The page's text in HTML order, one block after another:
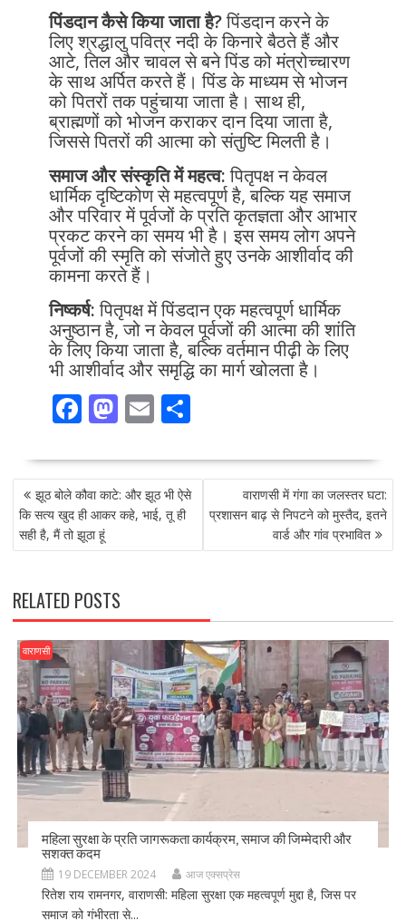
पिंडदान कैसे किया जाता है?पिंडदान करने के
लिए श्रद्धालु पवित्र नदी के किनारे बैठते हैं और
आटे, तिल और चावल से बने पिंड को मंत्रोच्चारण
के साथ अर्पित करते हैं। पिंड के माध्यम से भोजन
को पितरों तक पहुंचाया जाता है। साथ ही,
ब्राह्मणों को भोजन कराकर दान दिया जाता है,
जिससे पितरों की आत्मा को संतुष्टि मिलती है।
समाज और संस्कृति में महत्व:पितृपक्ष न केवल
धार्मिक दृष्टिकोण से महत्वपूर्ण है, बल्कि यह समाज
और परिवार में पूर्वजों के प्रति कृतज्ञता और आभार
प्रकट करने का समय भी है। इस समय लोग अपने
पूर्वजों की स्मृति को संजोते हुए उनके आशीर्वाद की
कामना करते हैं।
निष्कर्ष:पितृपक्ष में पिंडदान एक महत्वपूर्ण धार्मिक
अनुष्ठान है, जो न केवल पूर्वजों की आत्मा की शांति
के लिए किया जाता है, बल्कि वर्तमान पीढ़ी के लिए
भी आशीर्वाद और समृद्धि का मार्ग खोलता है।
F
ac
e
b
o
o
M
as
to
d
o
n
E
m
ai
l
S
ar
e
POST
NAVIGATION
झूठ बोले कौवा काटे: और झूठ भी ऐसे
कि सत्य खुद ही आकर कहे, भाई, तू ही
सही है, मैं तो झूठा हूं
वाराणसी में गंगा का जलस्तर घटा:
प्रशासन बाढ़ से निपटने को मुस्तैद, इतने
वार्ड और गांव प्रभावित
RELATED POSTS
वाराणसी
महिला सुरक्षा के प्रति जागरूकता कार्यक्रम, समाज की जिम्मेदारी और
सशक्त कदम
19 DECEMBER 2024 आज एक्सप्रेस
रितेश राय रामनगर, वाराणसी: महिला सुरक्षा एक महत्वपूर्ण मुद्दा है, जिस पर
समाज को गंभीरता से...